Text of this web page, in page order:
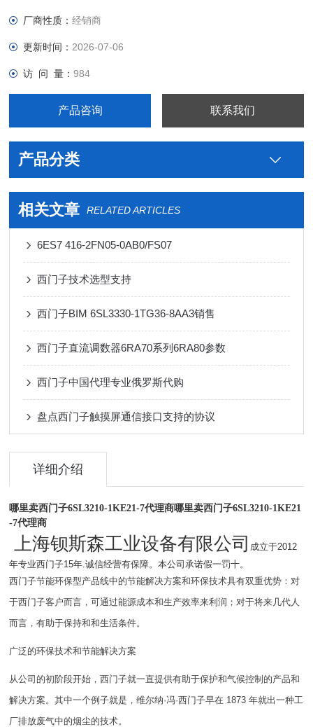
厂商性质：经销商
更新时间： 2026-07-06
访 问 量：984
产品咨询 联系我们
产品分类
相关文章 RELATED ARTICLES
6ES7 416-2FN05-0AB0/FS07
西门子技术选型支持
西门子BIM 6SL3330-1TG36-8AA3销售
西门子直流调数器6RA70系列6RA80参数
西门子中国代理专业俄罗斯代购
盘点西门子触摸屏通信接口支持的协议
详细介绍
哪里卖西门子6SL3210-1KE21-7代理商哪里卖西门子6SL3210-1KE21
-7代理商
上海钡斯森工业设备有限公司 成立于2012
年专业西门子15年.诚信经营有保障。本公司承诺假一罚十。
西门子节能环保型产品线中的节能解决方案和环保技术具有双重优势：对
于西门子客户而言，可通过能源成本和生产效率来利润；对于将来几代人
而言，有助于保持和和生活条件。
广泛的环保技术和节能解决方案
从公司的初阶段开始，西门子就一直提供有助于保护和气候控制的产品和
解决方案。其中一个例子就是，维尔纳·冯·西门子早在 1873 年就出一种工
厂排放废气中的烟尘的技术。